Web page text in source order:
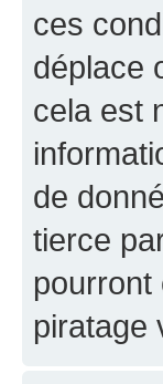
ces
déplace
cela est
de
tierce
pourront
piratage